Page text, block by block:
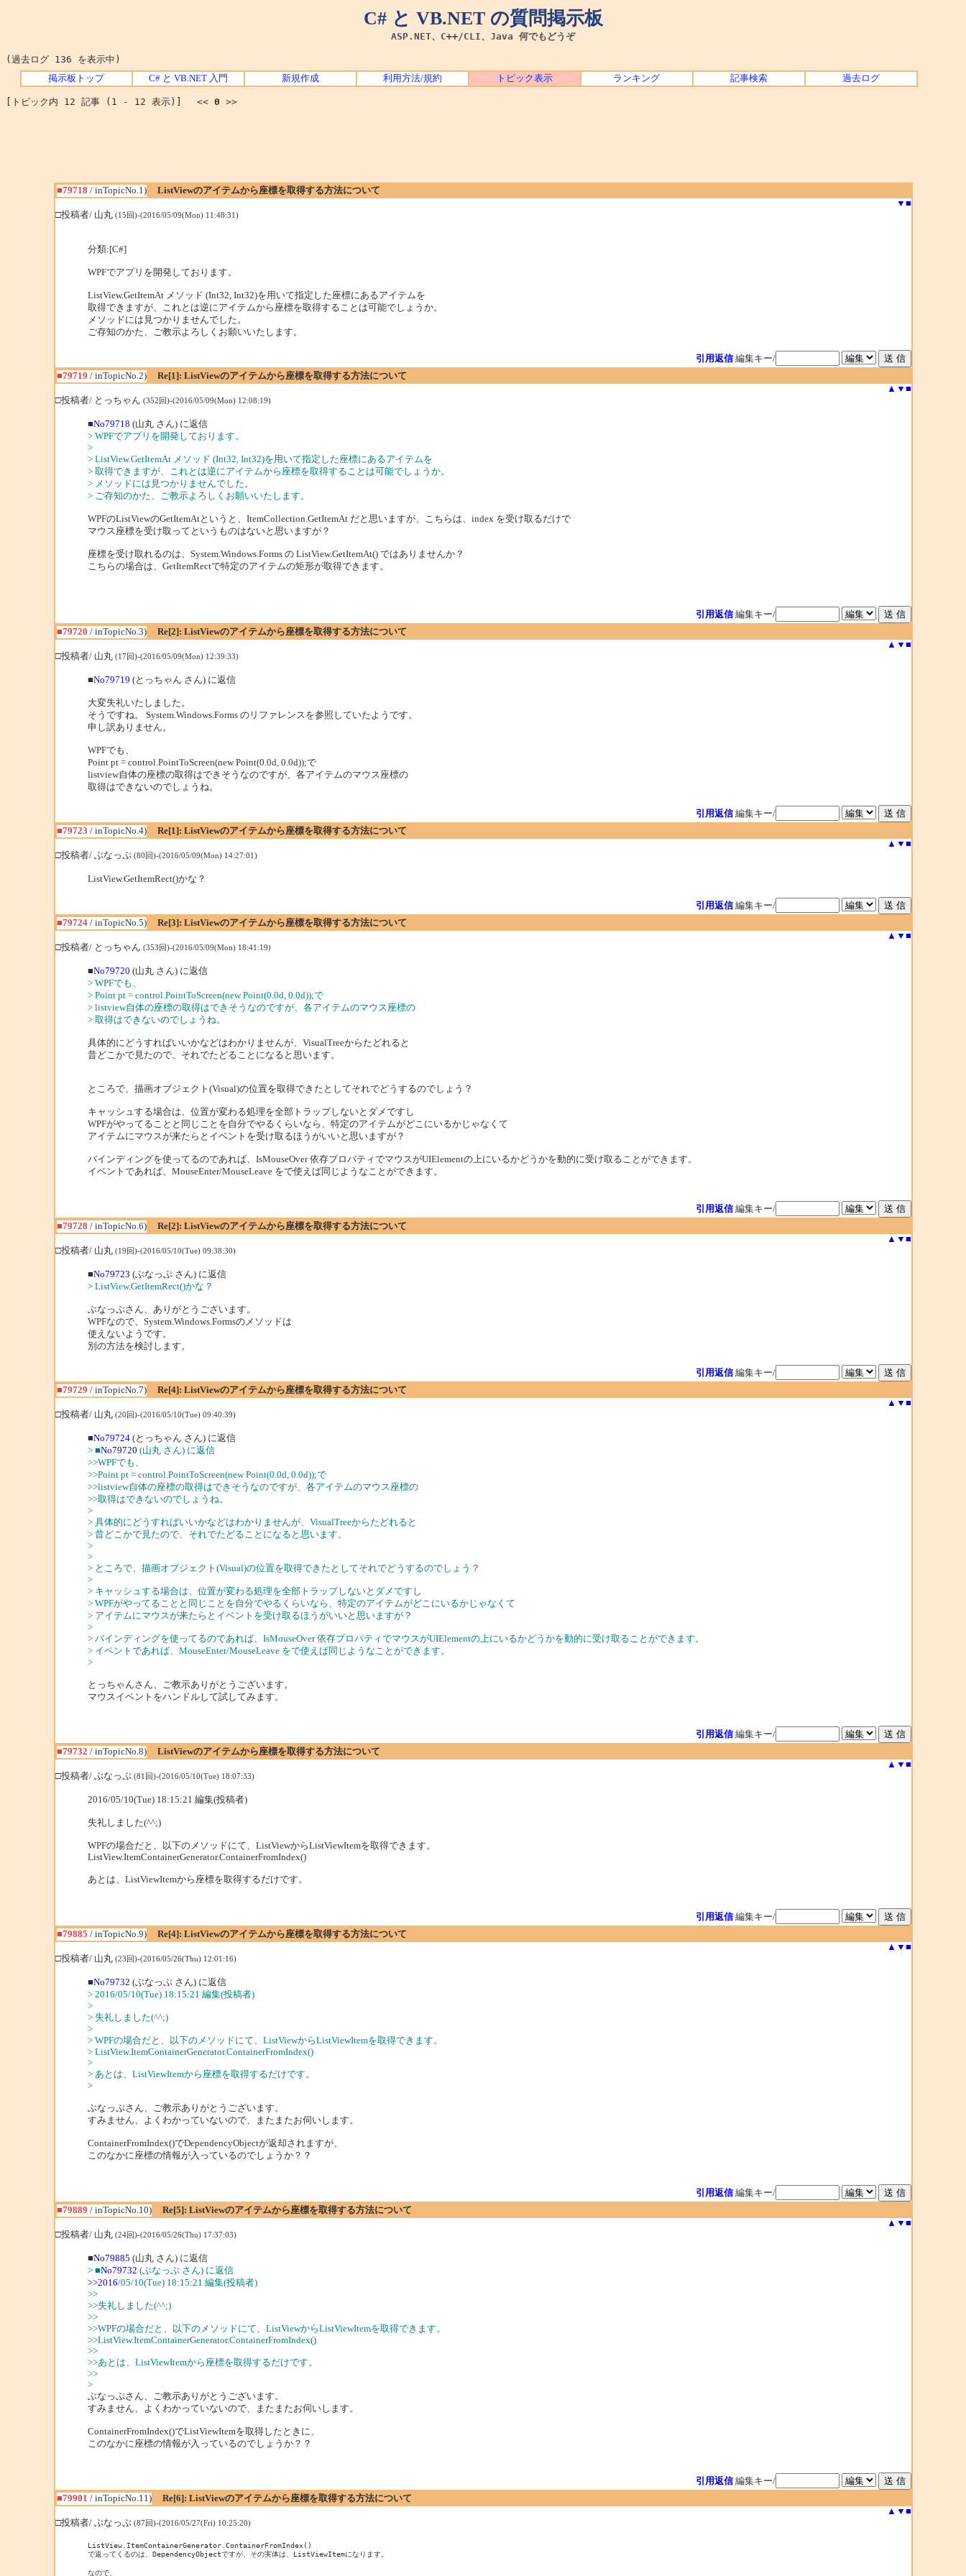
C# と VB.NET の質問掲示板
ASP.NET、C++/CLI、Java 何でもどうぞ
(過去ログ 136 を表示中)
掲示板トップ C# と VB.NET 入門 新規作成 利用方法/規約 トピック表示 ランキング 記事検索 過去ログ
[トピック内 12 記事 (1 - 12 表示)] << 0 >>
■79718 / inTopicNo.1)
ListViewのアイテムから座標を取得する方法について
▼ ■
□投稿者/ 山丸 (15回)-(2016/05/09(Mon) 11:48:31)
分類:[C#]
WPFでアプリを開発しております。
ListView.GetItemAt メソッド (Int32, Int32)を用いて指定した座標にあるアイテムを
取得できますが、これとは逆にアイテムから座標を取得することは可能でしょうか。
メソッドには見つかりませんでした。
ご存知のかた、ご教示よろしくお願いいたします。
引用返信 編集キー/
■79719 / inTopicNo.2)
Re[1]: ListViewのアイテムから座標を取得する方法について
▲ ▼ ■
□投稿者/ とっちゃん (352回)-(2016/05/09(Mon) 12:08:19)
■No79718 (山丸 さん) に返信
> WPFでアプリを開発しております。
>
> ListView.GetItemAt メソッド (Int32, Int32)を用いて指定した座標にあるアイテムを
> 取得できますが、これとは逆にアイテムから座標を取得することは可能でしょうか。
> メソッドには見つかりませんでした。
> ご存知のかた、ご教示よろしくお願いいたします。
WPFのListViewのGetItemAtというと、ItemCollection.GetItemAt だと思いますが、こちらは、index を受け取るだけで
マウス座標を受け取ってというものはないと思いますが？
座標を受け取れるのは、System.Windows.Forms の ListView.GetItemAt() ではありませんか？
こちらの場合は、GetItemRectで特定のアイテムの矩形が取得できます。
引用返信 編集キー/
■79720 / inTopicNo.3)
Re[2]: ListViewのアイテムから座標を取得する方法について
▲ ▼ ■
□投稿者/ 山丸 (17回)-(2016/05/09(Mon) 12:39:33)
■No79719 (とっちゃん さん) に返信
大変失礼いたしました。
そうですね。 System.Windows.Forms のリファレンスを参照していたようです。
申し訳ありません。
WPFでも、
Point pt = control.PointToScreen(new Point(0.0d, 0.0d));で
listview自体の座標の取得はできそうなのですが、各アイテムのマウス座標の
取得はできないのでしょうね。
引用返信 編集キー/
■79723 / inTopicNo.4)
Re[1]: ListViewのアイテムから座標を取得する方法について
▲ ▼ ■
□投稿者/ ぶなっぷ (80回)-(2016/05/09(Mon) 14:27:01)
ListView.GetItemRect()かな？
引用返信 編集キー/
■79724/ inTopicNo.5)
Re[3]: ListViewのアイテムから座標を取得する方法について
▲ ▼ ■
□投稿者/ とっちゃん (353回)-(2016/05/09(Mon) 18:41:19)
■No79720 (山丸 さん) に返信
> WPFでも、
> Point pt = control.PointToScreen(new Point(0.0d, 0.0d));で
> listview自体の座標の取得はできそうなのですが、各アイテムのマウス座標の
> 取得はできないのでしょうね。
具体的にどうすればいいかなどはわかりませんが、VisualTreeからたどれると
昔どこかで見たので、それでたどることになると思います。
ところで、描画オブジェクト(Visual)の位置を取得できたとしてそれでどうするのでしょう？
キャッシュする場合は、位置が変わる処理を全部トラップしないとダメですし
WPFがやってることと同じことを自分でやるくらいなら、特定のアイテムがどこにいるかじゃなくて
アイテムにマウスが来たらとイベントを受け取るほうがいいと思いますが？
バインディングを使ってるのであれば、IsMouseOver 依存プロパティでマウスがUIElementの上にいるかどうかを動的に受け取ることができます。
イベントであれば、MouseEnter/MouseLeave をで使えば同じようなことができます。
引用返信 編集キー/
■79728 / inTopicNo.6)
Re[2]: ListViewのアイテムから座標を取得する方法について
▲ ▼ ■
□投稿者/ 山丸 (19回)-(2016/05/10(Tue) 09:38:30)
■No79723 (ぶなっぷ さん) に返信
> ListView.GetItemRect()かな？
ぶなっぷさん、ありがとうございます。
WPFなので、System.Windows.Formsのメソッドは
使えないようです。
別の方法を検討します。
引用返信 編集キー/
■79729 / inTopicNo.7)
Re[4]: ListViewのアイテムから座標を取得する方法について
▲ ▼ ■
□投稿者/ 山丸 (20回)-(2016/05/10(Tue) 09:40:39)
■No79724(とっちゃん さん) に返信
> ■No79720 (山丸 さん) に返信
>>WPFでも、
>>Point pt = control.PointToScreen(new Point(0.0d, 0.0d));で
>>listview自体の座標の取得はできそうなのですが、各アイテムのマウス座標の
>>取得はできないのでしょうね。
>
> 具体的にどうすればいいかなどはわかりませんが、VisualTreeからたどれると
> 昔どこかで見たので、それでたどることになると思います。
>
>
> ところで、描画オブジェクト(Visual)の位置を取得できたとしてそれでどうするのでしょう？
>
> キャッシュする場合は、位置が変わる処理を全部トラップしないとダメですし
> WPFがやってることと同じことを自分でやるくらいなら、特定のアイテムがどこにいるかじゃなくて
> アイテムにマウスが来たらとイベントを受け取るほうがいいと思いますが？
>
> バインディングを使ってるのであれば、IsMouseOver 依存プロパティでマウスがUIElementの上にいるかどうかを動的に受け取ることができます。
> イベントであれば、MouseEnter/MouseLeave をで使えば同じようなことができます。
>
とっちゃんさん、ご教示ありがとうございます。
マウスイベントをハンドルして試してみます。
引用返信 編集キー/
■79732 / inTopicNo.8)
ListViewのアイテムから座標を取得する方法について
▲ ▼ ■
□投稿者/ ぶなっぷ (81回)-(2016/05/10(Tue) 18:07:33)
2016/05/10(Tue) 18:15:21 編集(投稿者)
失礼しました(^^;)
WPFの場合だと、以下のメソッドにて、ListViewからListViewItemを取得できます。
ListView.ItemContainerGenerator.ContainerFromIndex()
あとは、ListViewItemから座標を取得するだけです。
引用返信 編集キー/
■79885 / inTopicNo.9)
Re[4]: ListViewのアイテムから座標を取得する方法について
▲ ▼ ■
□投稿者/ 山丸 (23回)-(2016/05/26(Thu) 12:01:16)
■No79732 (ぶなっぷ さん) に返信
> 2016/05/10(Tue) 18:15:21 編集(投稿者)
>
> 失礼しました(^^;)
>
> WPFの場合だと、以下のメソッドにて、ListViewからListViewItemを取得できます。
> ListView.ItemContainerGenerator.ContainerFromIndex()
>
> あとは、ListViewItemから座標を取得するだけです。
>
ぶなっぷさん、ご教示ありがとうございます。
すみません、よくわかっていないので、またまたお伺いします。
ContainerFromIndex()でDependencyObjectが返却されますが、
このなかに座標の情報が入っているのでしょうか？？
引用返信 編集キー/
■79889 / inTopicNo.10)
Re[5]: ListViewのアイテムから座標を取得する方法について
▲ ▼ ■
□投稿者/ 山丸 (24回)-(2016/05/26(Thu) 17:37:03)
■No79885 (山丸 さん) に返信
> ■No79732 (ぶなっぷ さん) に返信
>>2016/05/10(Tue) 18:15:21 編集(投稿者)
>>
>>失礼しました(^^;)
>>
>>WPFの場合だと、以下のメソッドにて、ListViewからListViewItemを取得できます。
>>ListView.ItemContainerGenerator.ContainerFromIndex()
>>
>>あとは、ListViewItemから座標を取得するだけです。
>>
>
ぶなっぷさん、ご教示ありがとうございます。
すみません、よくわかっていないので、またまたお伺いします。
ContainerFromIndex()でListViewItemを取得したときに、
このなかに座標の情報が入っているのでしょうか？？
引用返信 編集キー/
■79901 / inTopicNo.11)
Re[6]: ListViewのアイテムから座標を取得する方法について
▲ ▼ ■
□投稿者/ ぶなっぷ (87回)-(2016/05/27(Fri) 10:25:20)
ListView.ItemContainerGenerator.ContainerFromIndex()
で返ってくるのは、DependencyObjectですが、その実体は、ListViewItemになります。
なので、